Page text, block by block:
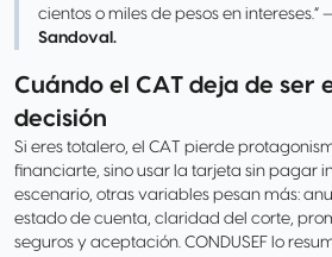
cientos o miles de pesos en intereses.” —
Sandoval.
Cuándo el CAT deja de ser
decisión
Si eres totalero, el CAT pierde
financiarte, sino usar la tarjeta sin pagar
escenario, otras variables pesan más:
estado de cuenta, claridad del corte,
seguros y aceptación. CONDUSEF lo